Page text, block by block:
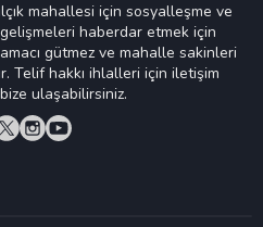
mahallesi için sosyalleşme ve
haberdar etmek için
gütmez ve mahalle sakinleri
Telif hakkı ihlalleri için iletişim
ulaşabilirsiniz.